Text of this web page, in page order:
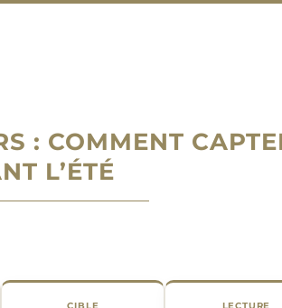
: COMMENT
L’ÉTÉ
CIBLE LECTURE